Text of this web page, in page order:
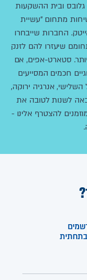
ובית ההשקעות
מתחום "עשיית
החברות שייבחרו
שיעזרו להם לזנק
סטארט-אפים, אם
חכמים המסייעים
השלישי, אנרגיה ירוקה,
לשנות לטובה את
להצטרף אלינו -